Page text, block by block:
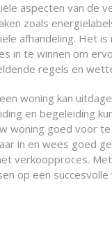
aspecten van de
zoals
afhandeling. Het is
in te winnen om
regels en
woning kan
en begeleiding
woning goed voor
in en wees goed
verkoopproces.
op een